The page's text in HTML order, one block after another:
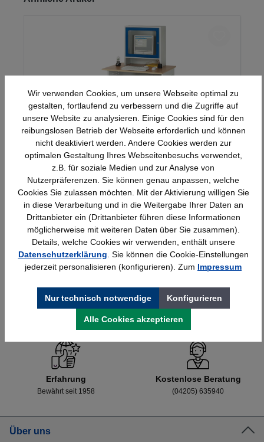
Rau Computer-Tisch mit Monitorgehäuse –
B1100xT800xH1810mm,stationär
1.295,91 €*
Bundesweit Faire Preise
Erfahrung
Bewährt seit 1958
Kostenlose Beratung
(04205) 635940
Über uns
Wir verwenden Cookies, um unsere Webseite optimal zu
gestalten, fortlaufend zu verbessern und die Zugriffe auf
unsere Website zu analysieren. Einige Cookies sind für den
reibungslosen Betrieb der Webseite erforderlich und können
nicht deaktiviert werden. Andere Cookies werden zur
optimalen Gestaltung Ihres Webseitenbesuchs verwendet,
z.B. für soziale Medien und zur Analyse von
Nutzerpräferenzen. Sie können genau anpassen, welche
Cookies Sie zulassen möchten. Mit der Aktivierung willigen Sie
in diese Verarbeitung und in die Weitergabe Ihrer Daten an
Drittanbieter ein (Drittanbieter führen diese Informationen
möglicherweise mit weiteren Daten über Sie zusammen).
Details, welche Cookies wir verwenden, enthält unsere
Datenschutzerklärung . Sie können die Cookie-Einstellungen
jederzeit personalisieren (konfigurieren). Zum Impressum
Nur technisch notwendige Konfigurieren
Alle Cookies akzeptieren